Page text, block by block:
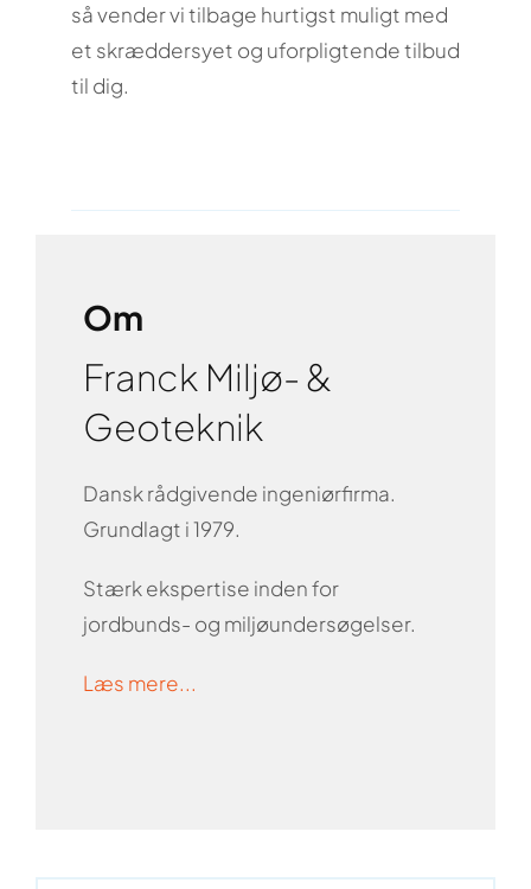
så vender vi tilbage hurtigst muligt med
et skræddersyet og uforpligtende tilbud
til dig.
Om
Franck Miljø- &
Geoteknik
Dansk rådgivende ingeniørfirma.
Grundlagt i 1979.
Stærk ekspertise inden for
jordbunds- og miljøundersøgelser.
Læs mere...